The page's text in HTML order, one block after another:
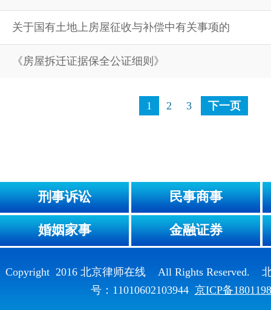
关于国有土地上房屋征收与补偿中有关事项的
《房屋拆迁证据保全公证细则》
1 2 3 下一页
刑事诉讼 民事商事
婚姻家事 金融证券
Copyright 2016 北京律师在线 All Rights Reserved.
号：11010602103944 京ICP备